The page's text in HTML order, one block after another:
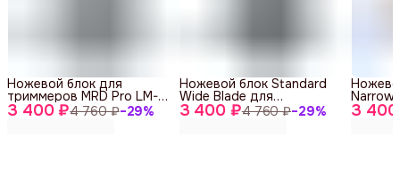
3 400 ₽4 760 ₽−29%
Ножевой блок для
триммеров MRD Pro LM-
MRD-DWB, 40 мм 3 400 ₽4 760 ₽−29%
Ножевой блок Standard
Wide Blade для
триммеров MRD Pro LM-
MRD-SWB, 40 мм
3
Narrow
MRD-